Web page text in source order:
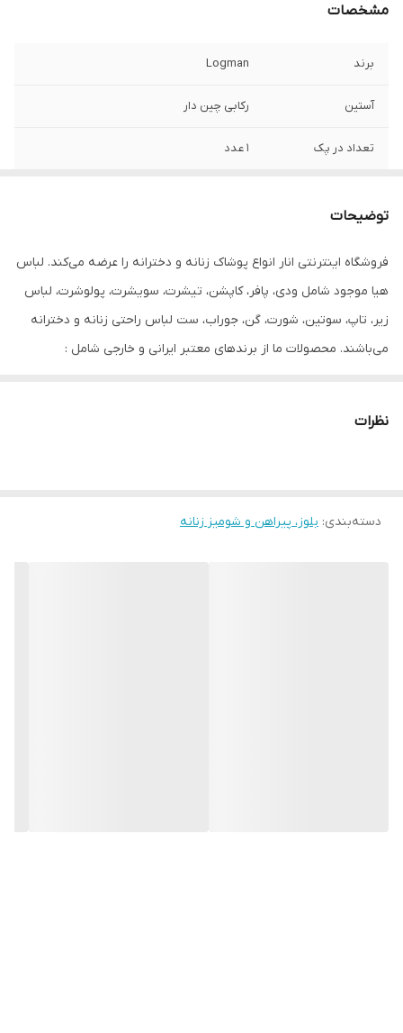
مشخصات
برند Logman
آستین رکابی چین دار
تعداد در پک 1 عدد
110
فرم چین دار
طرح زمینه سفید گلدار
توضیحات
فروشگاه اینترنتی انار انواع پوشاک زنانه و دخترانه را عرضه می‌کند. لباس
هیا موجود شامل ودی، پافر، کاپشن، تیشرت، سویشرت، پولوشرت، لباس
زیر، تاپ، سوتین، شورت، گن، جوراب، ست لباس راحتی زنانه و دخترانه
می‌باشند. محصولات ما از برندهای معتبر ایرانی و خارجی شامل :
نظرات
دسته‌بندی: بلوز، پیراهن و شومیز زنانه